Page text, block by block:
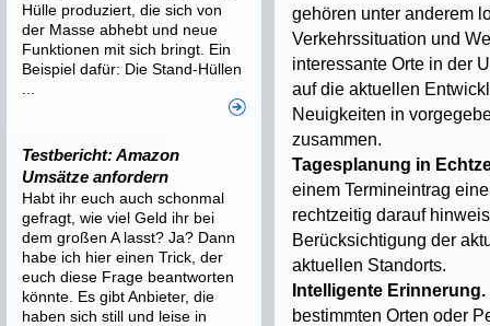
gehören unter anderem
Verkehrssituation und
interessante Orte in der
auf die aktuellen
Neuigkeiten in
zusammen.
Tagesplanung in
einem Termineintrag
rechtzeitig darauf
Berücksichtigung der
aktuellen Standorts.
Intelligente Erinnerung.
bestimmten Orten oder
Hülle produziert, die sich von
der Masse abhebt und neue
Funktionen mit sich bringt. Ein
Beispiel dafür: Die Stand-Hüllen
Testbericht: Amazon
Umsätze anfordern
Habt ihr euch auch schonmal
gefragt, wie viel Geld ihr bei
dem großen A lasst? Ja? Dann
habe ich hier einen Trick, der
euch diese Frage beantworten
könnte. Es gibt Anbieter, die
haben sich still und leise in